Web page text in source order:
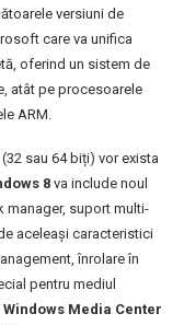
versiuni de
care va unifica
oferind un sistem de
atât pe procesoarele
ARM.
sau 64 biți) vor exista
8va include noul
manager, suport multi-
aceleași caracteristici
înrolare în
pentru mediul
Windows Media Center